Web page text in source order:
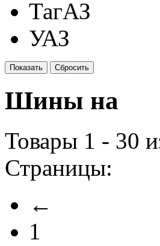
ТагАЗ
УАЗ
Шины на
Товары 1 - 30
Страницы:
←
1